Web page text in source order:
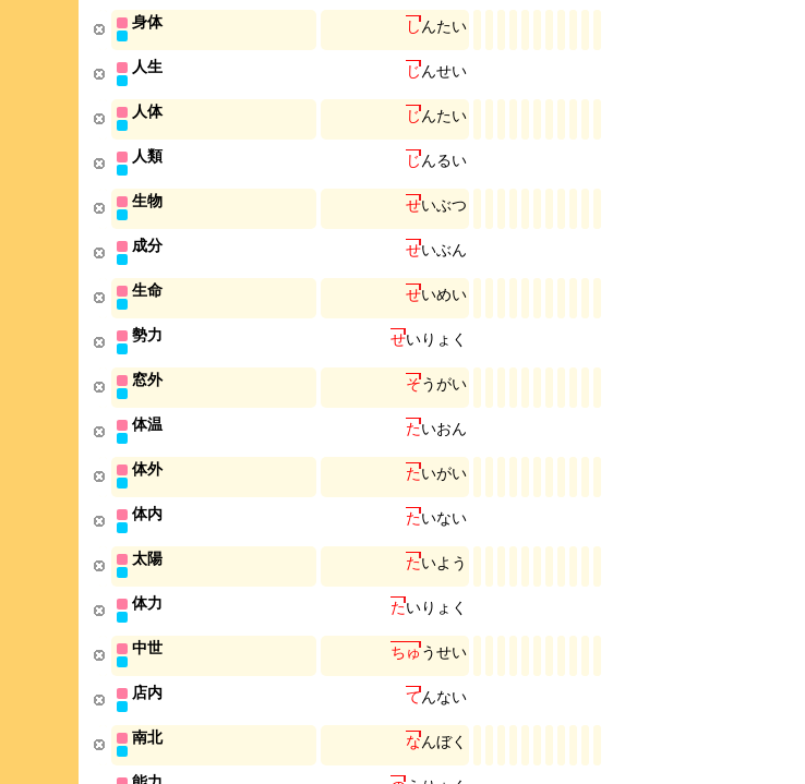
身体 しんたい
人生 じんせい
人体 じんたい
人類 じんるい
生物 せいぶつ
成分 せいぶん
生命 せいめい
勢力 せいり ょ く
窓外 そうがい
体温 たいおん
体外 たいがい
体内 たいない
太陽 たいよ う
体力 たいり ょ く
中世 ちゅうせい
店内 てんない
南北 なんぼく